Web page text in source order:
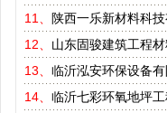
11、
陕西一乐新材料科
12、 山东固骏建筑工程
13、 临沂泓安环保设备有
14、 临沂七彩环氧地坪工